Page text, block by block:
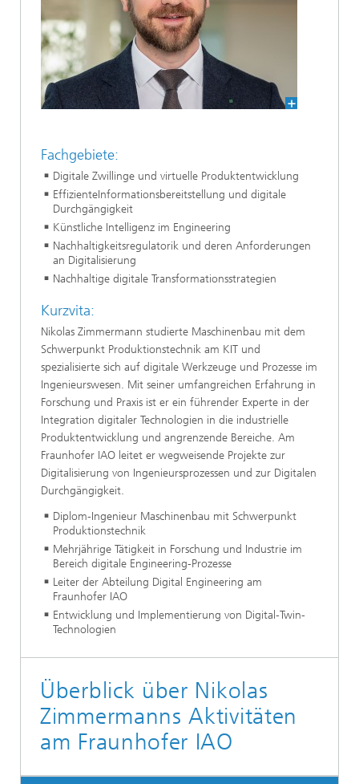
Fachgebiete:
Digitale Zwillinge und virtuelle Produktentwicklung
EffizienteInformationsbereitstellung und digitale
Durchgängigkeit
Künstliche Intelligenz im Engineering
Nachhaltigkeitsregulatorik und deren Anforderungen
an Digitalisierung
Nachhaltige digitale Transformationsstrategien
Kurzvita:
Nikolas Zimmermann studierte Maschinenbau mit dem
Schwerpunkt Produktionstechnik am KIT und
spezialisierte sich auf digitale Werkzeuge und Prozesse im
Ingenieurswesen. Mit seiner umfangreichen Erfahrung in
Forschung und Praxis ist er ein führender Experte in der
Integration digitaler Technologien in die industrielle
Produktentwicklung und angrenzende Bereiche. Am
Fraunhofer IAO leitet er wegweisende Projekte zur
Digitalisierung von Ingenieursprozessen und zur Digitalen
Durchgängigkeit.
Diplom-Ingenieur Maschinenbau mit Schwerpunkt
Produktionstechnik
Mehrjährige Tätigkeit in Forschung und Industrie im
Bereich digitale Engineering-Prozesse
Leiter der Abteilung Digital Engineering am
Fraunhofer IAO
Entwicklung und Implementierung von Digital-Twin-
Technologien
Überblick über Nikolas
Zimmermanns Aktivitäten
am Fraunhofer IAO